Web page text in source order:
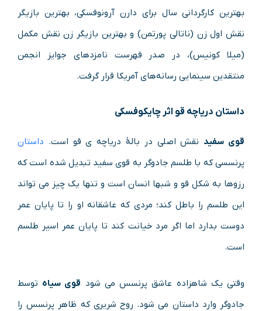
بهترین کارگردانی سال برای دارن آرونوفسکی، بهترین بازیگر
نقش اول زن (ناتالی پورتمن) و بهترین بازیگر زن نقش مکمل
(میلا کونیس)، در صدر فهرست نامزدهای جوایز انجمن
منتقدین سینمایی رسانه‌های آمریکا قرار گرفت.
داستان دریاچه قو اثر چایکوفسکی
قوی سفید نقش اصلی در بالۀ دریاچه ی قو است. داستان
پرنسسی که با طلسم جادوگر به قوی سفید تبدیل شده است که
رزوها به شکل قو و شبها انسان است و تنها یک چیز می تواند
این طلسم را باطل کند؛ مردی که عاشقانه او را تا پایان عمر
دوست بدارد اما اگر مرد خیانت کند تا پایان عمر اسیر طلسم
است.
وقتی یک شاهزاده عاشق پرنسس می شود قوی سیاه توسط
جادوگر وارد داستان می شود. روح شریری که ظاهر پرنسس را